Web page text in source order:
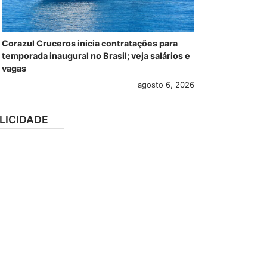
Corazul Cruceros inicia contratações para
temporada inaugural no Brasil; veja salários e
vagas
agosto 6, 2026